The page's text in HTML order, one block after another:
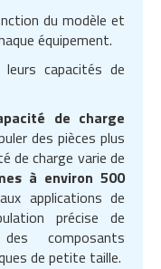
du modèle et
équipement.
capacités de
de charge
des pièces plus
de charge varie de
à environ 500
applications de
précise de
composants
de petite taille.